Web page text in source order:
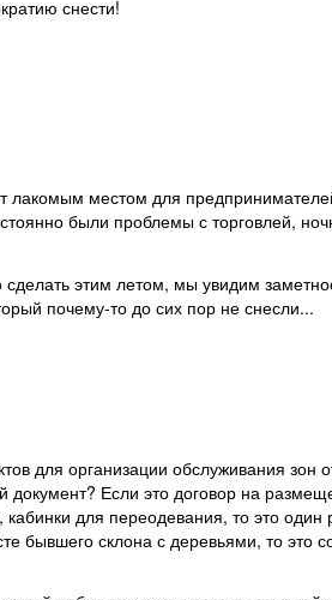
снести!
лакомым местом для
были проблемы с торговлей,
сделать этим летом, мы увидим
почему-то до сих пор не снесли...
для организации обслуживания зон
документ? Если это договор на
для переодевания, то это один
бывшего склона с деревьями, то это